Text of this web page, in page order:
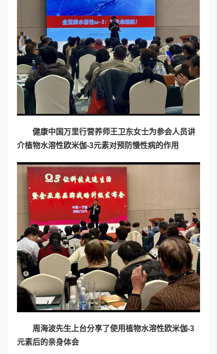
健康中国万里行营养师王卫东女士为参会人员讲
介植物水溶性欧米伽-3元素对预防慢性病的作用
周海波先生上台分享了使用植物水溶性欧米伽-3
元素后的亲身体会